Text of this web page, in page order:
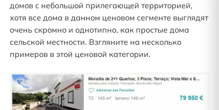
домов с небольшой прилегающей территорией,
хотя все дома в данном ценовом сегменте выглядят
очень скромно и однотипно, как простые дома
сельской местности. Взгляните на несколько
примеров в этой ценовой категории.